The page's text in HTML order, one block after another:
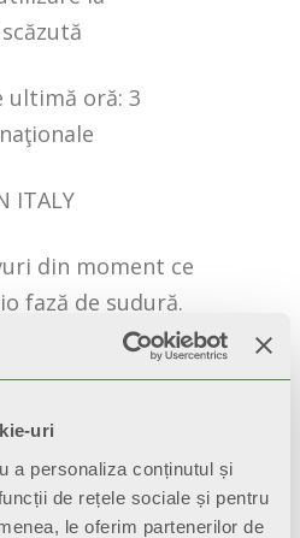
uri
a personaliza conținutul și
de rețele sociale și pentru
le oferim partenerilor de
ultimă oră: 3
ITALY
din moment ce
fază de sudură.